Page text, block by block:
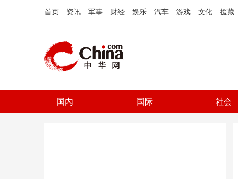
首页 资讯 军事 财经 娱乐 汽车 游戏 文化 援藏
国内 国际 社会